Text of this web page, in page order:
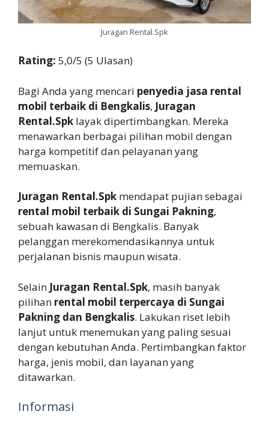
Juragan Rental.Spk
Rating: 5,0/5 (5 Ulasan)
Bagi Anda yang mencari penyedia jasa rental
mobil terbaik di Bengkalis, Juragan
Rental.Spk layak dipertimbangkan. Mereka
menawarkan berbagai pilihan mobil dengan
harga kompetitif dan pelayanan yang
memuaskan.
Juragan Rental.Spk mendapat pujian sebagai
rental mobil terbaik di Sungai Pakning,
sebuah kawasan di Bengkalis. Banyak
pelanggan merekomendasikannya untuk
perjalanan bisnis maupun wisata.
Selain Juragan Rental.Spk, masih banyak
pilihan rental mobil terpercaya di Sungai
Pakning dan Bengkalis. Lakukan riset lebih
lanjut untuk menemukan yang paling sesuai
dengan kebutuhan Anda. Pertimbangkan faktor
harga, jenis mobil, dan layanan yang
ditawarkan.
Informasi